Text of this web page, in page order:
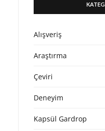
Alışveriş
Araştırma
Çeviri
Deneyim
Kapsül Gardrop